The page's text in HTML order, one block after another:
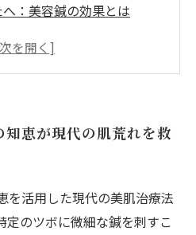
：美容鍼の効果とは
容鍼での新しい体験
：肌荒れが改善された実
自信を取り戻そう
恵が現代の肌荒れを救
を活用した現代の美肌治療法
定のツボに微細な鍼を刺すこ